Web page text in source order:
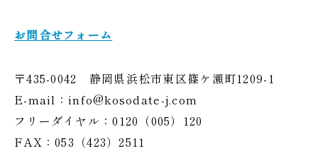
お問合せフォーム
〒435-0042 静岡県浜松市東区篠ケ瀬町1209-1
E-mail：info@kosodate-j.com
フリーダイヤル：0120（005）120
FAX：053（423）2511